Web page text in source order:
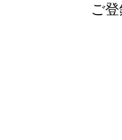
ご